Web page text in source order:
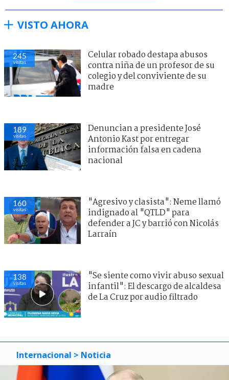
VISTO AHORA
245
visitas
Celular robado destapa abusos
contra niña de un profesor de su
colegio y del conviviente de su
madre
189
visitas
Denuncian a presidente José
Antonio Kast por entregar
información falsa en cadena
nacional
160
visitas
"Agresivo y clasista": Neme llamó
indignado al "QTLD" para
defender a JC y barrió con Nicolás
Larraín
138
visitas
"Se siente como vivir abuso sexual
infantil": El descargo de alcaldesa
de La Cruz por audio filtrado
Internacional > Noticia